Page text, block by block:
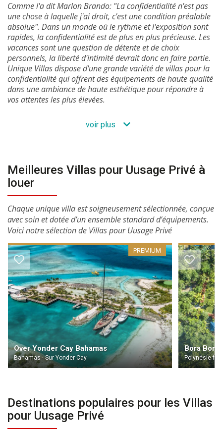
Comme l'a dit Marlon Brando: "La confidentialité n'est pas
une chose à laquelle j'ai droit, c'est une condition préalable
absolue". Dans un monde où le rythme et l'exposition sont
rapides, la confidentialité est de plus en plus précieuse. Les
vacances sont une question de détente et de choix
personnels, la liberté d'intimité devrait donc en faire partie.
Unique Villas dispose d'une grande variété de villas pour la
confidentialité qui offrent des équipements de haute qualité
dans une ambiance de haute esthétique pour répondre à
vos attentes les plus élevées.
voir plus
Meilleures Villas pour Uusage Privé à
louer
Chaque unique villa est soigneusement sélectionnée, conçue
avec soin et dotée d’un ensemble standard d’équipements.
Voici notre sélection de Villas pour Uusage Privé
Over Yonder Cay Bahamas
Bahamas · Sur Yonder Cay
PREMIUM
Bora Bora
Polynésie
Destinations populaires pour les Villas
pour Uusage Privé